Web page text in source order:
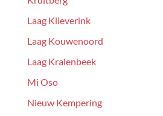
Laag Klieverink
Laag Kouwenoord
Laag Kralenbeek
Mi Oso
Nieuw Kempering